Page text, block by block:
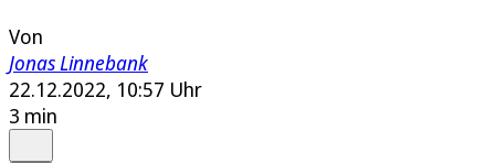
Von
Jonas Linnebank
22.12.2022, 10:57 Uhr
3 min